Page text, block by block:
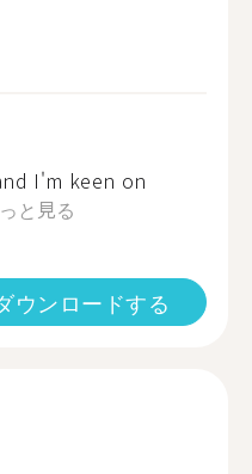
I'm keen on
と見る
ウンロードする